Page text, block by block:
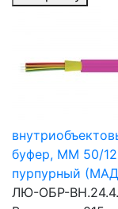
буфер, MM 50/
пурпурный
ЛЮ-ОБР-